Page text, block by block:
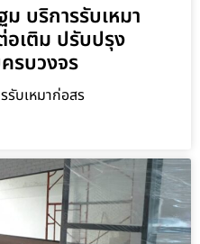
บริการรับเหมา
อเติม ปรับปรุง
รบวงจร
รับเหมาก่อสร